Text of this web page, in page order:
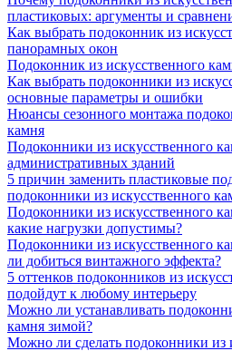
пластиковых: аргументы и
Как выбрать подоконник из
панорамных окон
Подоконник из искусственного
Как выбрать подоконники из
основные параметры и ошибки
Нюансы сезонного монтажа
камня
Подоконники из искусственного
административных зданий
5 причин заменить пластиковые
подоконники из искусственного
Подоконники из искусственного
какие нагрузки допустимы?
Подоконники из искусственного
ли добиться винтажного эффекта?
5 оттенков подоконников из
подойдут к любому интерьеру
Можно ли устанавливать
камня зимой?
Можно ли сделать подоконники из